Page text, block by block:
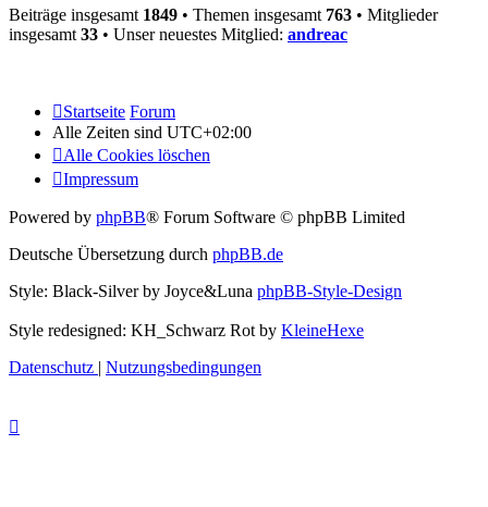
Beiträge insgesamt 1849 • Themen insgesamt 763 • Mitglieder
insgesamt 33 • Unser neuestes Mitglied: andreac
Startseite Forum
Alle Zeiten sind UTC+02:00
Alle Cookies löschen
Impressum
Powered by phpBB® Forum Software © phpBB Limited
Deutsche Übersetzung durch phpBB.de
Style: Black-Silver by Joyce&Luna phpBB-Style-Design
Style redesigned: KH_Schwarz Rot by KleineHexe
Datenschutz | Nutzungsbedingungen